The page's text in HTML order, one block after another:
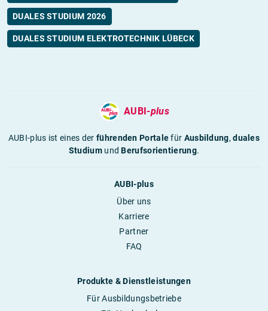
DUALES STUDIUM 2026
DUALES STUDIUM ELEKTROTECHNIK LÜBECK
AUBI-plus
AUBI-plus ist eines derführenden Portalefür Ausbildung,duales
StudiumundBerufsorientierung.
AUBI-plus
Über uns
Karriere
Partner
FAQ
Produkte & Dienstleistungen
Für Ausbildungsbetriebe